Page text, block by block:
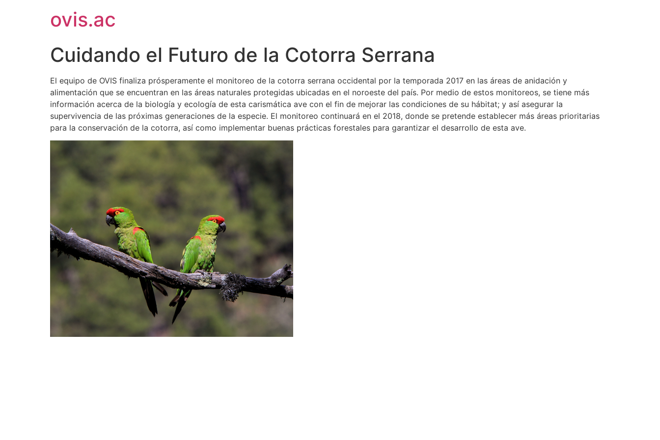
ovis.ac
Cuidando el Futuro de la Cotorra Serrana
El equipo de OVIS finaliza prósperamente el monitoreo de la cotorra serrana occidental por la temporada 2017 en las áreas de anidación y
alimentación que se encuentran en las áreas naturales protegidas ubicadas en el noroeste del país. Por medio de estos monitoreos, se tiene más
información acerca de la biología y ecología de esta carismática ave con el fin de mejorar las condiciones de su hábitat; y así asegurar la
supervivencia de las próximas generaciones de la especie. El monitoreo continuará en el 2018, donde se pretende establecer más áreas prioritarias
para la conservación de la cotorra, así como implementar buenas prácticas forestales para garantizar el desarrollo de esta ave.